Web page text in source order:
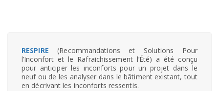
RESPIRE (Recommandations et Solutions Pour
l’Inconfort et le Rafraichissement l’Été) a été conçu
pour anticiper les inconforts pour un projet dans le
neuf ou de les analyser dans le bâtiment existant, tout
en décrivant les inconforts ressentis.